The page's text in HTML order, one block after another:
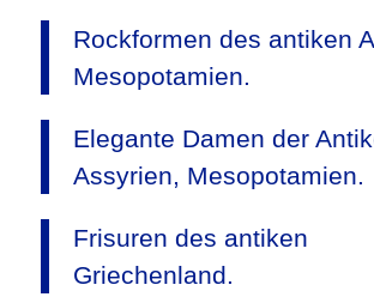
Rockformen des antiken
Mesopotamien.
Elegante Damen der
Assyrien, Mesopotamien.
Frisuren des antiken
Griechenland.